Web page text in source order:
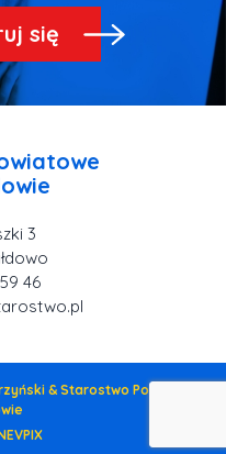
się
3
46
& Starostwo Powiatowe